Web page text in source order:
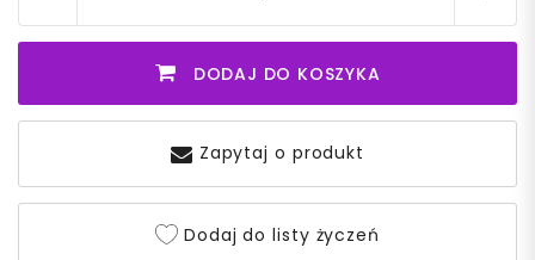
DODAJ DO KOSZYKA
Zapytaj o produkt
Dodaj do listy życzeń